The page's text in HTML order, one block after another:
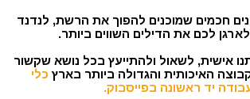
חכמים שמוכנים להפוך את הרשת, לנדנד
לכם את הדילים השווים ביותר.
אישית, לשאול ולהתייעץ בכל נושא שקשור
האיכותית והגדולה ביותר בארץ כלי
יד ראשונה בפייסבוק.